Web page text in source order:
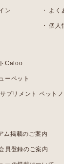
ン よく
個人
Caloo
ーペット
プリメント ペット
ム掲載のご案内
員登録のご案内